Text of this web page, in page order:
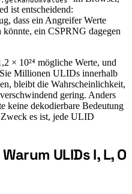
ist entscheidend:
dass ein Angreifer Werte
ein CSPRNG dagegen
× 10²⁴ mögliche Werte, und
Millionen ULIDs innerhalb
bleibt die Wahrscheinlichkeit,
gering. Anders
keine dekodierbare Bedeutung
Zweck es ist, jede ULID
ULIDs I, L, O